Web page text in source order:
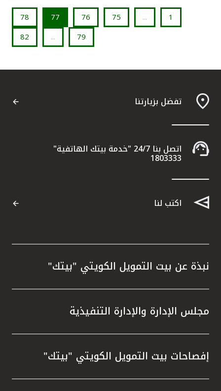
1
...
75
76
77
78
79
...
82
تفضل بزيارتنا
اتصل بنا 24/7 "خدمة بيتك الهاتفية"
1803333
اكتب لنا
نبذة عن بيت التمويل الكويتي "بيتك"
مجلس الإدارة والإدارة التنفيذية
إفصاحات بيت التمويل الكويتي "بيتك"